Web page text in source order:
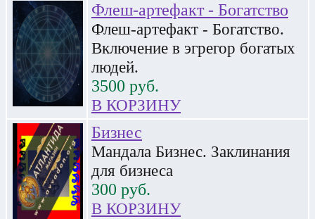
Флеш-артефакт - Богатство
Флеш-артефакт - Богатство.
Включение в эгрегор богатых
людей.
3500 руб.
В КОРЗИНУ
Бизнес
Мандала Бизнес. Заклинания
для бизнеса
300 руб.
В КОРЗИНУ